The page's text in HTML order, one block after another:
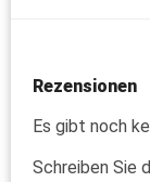
Rezensionen
Es gibt noch
Schreiben Sie